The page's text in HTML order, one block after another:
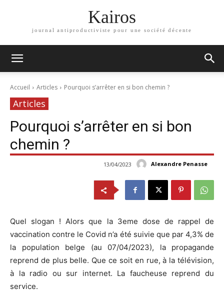
Kairos
journal antiproductiviste pour une société décente
Accueil Articles Pourquoi s’arrêter en si bon chemin ?
Articles
Pourquoi s’arrêter en si bon
chemin ?
Alexandre Penasse
13/04/2023
Quel slogan ! Alors que la 3eme dose de rappel de
vaccination contre le Covid n’a été suivie que par 4,3% de
la population belge (au 07/04/2023), la propagande
reprend de plus belle. Que ce soit en rue, à la télévision,
à la radio ou sur internet. La faucheuse reprend du
service.